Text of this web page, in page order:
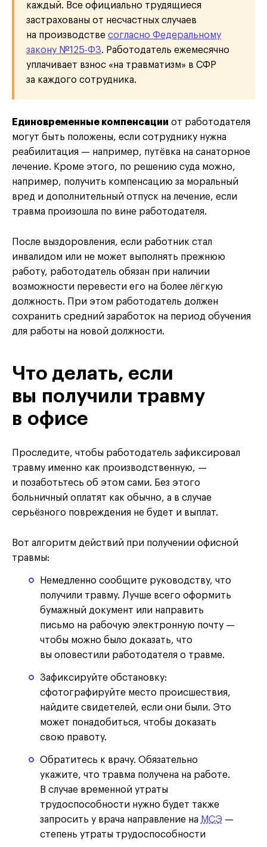
каждый. Все официально трудящиеся
застрахованы от несчастных случаев
на производстве согласно Федеральному
закону №125-ФЗ. Работодатель ежемесячно
уплачивает взнос «на травматизм» в СФР
за каждого сотрудника.
Единовременные компенсации от работодателя
могут быть положены, если сотруднику нужна
реабилитация — например, путёвка на санаторное
лечение. Кроме этого, по решению суда можно,
например, получить компенсацию за моральный
вред и дополнительный отпуск на лечение, если
травма произошла по вине работодателя.
После выздоровления, если работник стал
инвалидом или не может выполнять прежнюю
работу, работодатель обязан при наличии
возможности перевести его на более лёгкую
должность. При этом работодатель должен
сохранить средний заработок на период обучения
для работы на новой должности.
Что делать, если
вы получили травму
в офисе
Проследите, чтобы работодатель зафиксировал
травму именно как производственную, —
и позаботьтесь об этом сами. Без этого
больничный оплатят как обычно, а в случае
серьёзного повреждения не будет и выплат.
Вот алгоритм действий при получении офисной
травмы:
Немедленно сообщите руководству, что
получили травму. Лучше всего оформить
бумажный документ или направить
письмо на рабочую электронную почту —
чтобы можно было доказать, что
вы оповестили работодателя о травме.
Зафиксируйте обстановку:
сфотографируйте место происшествия,
найдите свидетелей, если они были. Это
может понадобиться, чтобы доказать
свою правоту.
Обратитесь к врачу. Обязательно
укажите, что травма получена на работе.
В случае временной утраты
трудоспособности нужно будет также
запросить у врача направление на МСЭ —
степень утраты трудоспособности